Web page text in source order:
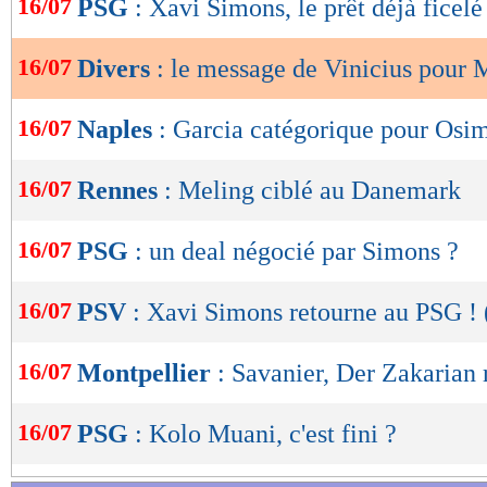
de
OK
16/07 PSG : Xavi Simons, le prêt déjà ficelé
16/07 Divers : le message de Vinicius pour
16/07 Naples : Garcia catégorique pour
16/07 Rennes : Meling ciblé au Danemark
16/07 PSG : un deal négocié par Simons ?
16/07 PSV : Xavi Simons retourne au PSG
16/07 Montpellier : Savanier, Der Zakarian
16/07 PSG : Kolo Muani, c'est fini ?